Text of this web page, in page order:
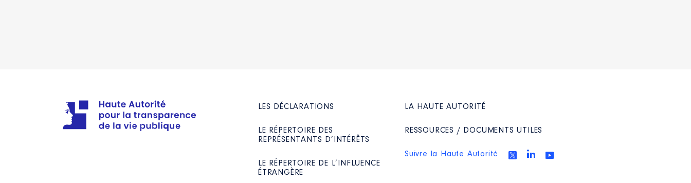
LES DÉCLARATIONS
LE RÉPERTOIRE DES
REPRÉSENTANTS D’INTÉRÊTS
LE RÉPERTOIRE DE L’INFLUENCE
ÉTRANGÈRE
LA HAUTE AUTORITÉ
RESSOURCES / DOCUMENTS UTILES
Suivre la Haute Autorité